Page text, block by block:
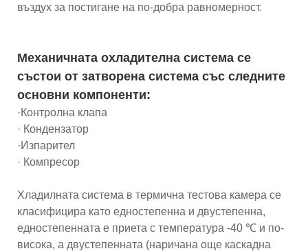
въздух за постигане на по-добра равномерност.
Механичната охладителна система се
състои от затворена система със следните
основни компоненти:
·Контролна клапа
· Кондензатор
·Изпарител
· Компресор
Хладилната система в термична тестова камера се
класифицира като едностепенна и двустепенна,
едностепенната е приета с температура -40 ℃ и по-
висока, а двустепенната (наричана още каскадна